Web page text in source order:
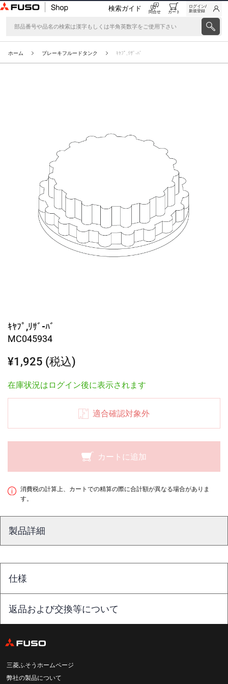
検索ガイド 問合せ カート
ログイン/
新規登録
ホーム ブレーキフルードタンク ｷﾔﾌﾟ,ﾘｻﾞ-ﾊﾞ
ｷﾔﾌﾟ,ﾘｻﾞ-ﾊﾞ
MC045934
¥1,925 (税込)
在庫状況はログイン後に表示されます
適合確認対象外
カートに追加
消費税の計算上、カートでの精算の際に合計額が異なる場合がありま
す。
製品詳細
仕様
返品および交換等について
三菱ふそうホームページ
弊社の製品について